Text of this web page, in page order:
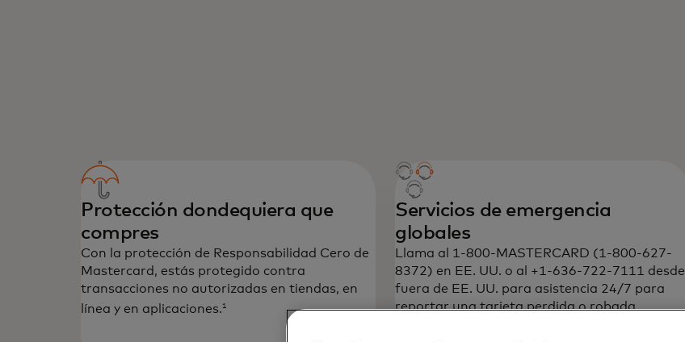
Protección dondequiera que
compres
Con la protección de Responsabilidad Cero de
Mastercard, estás protegido contra
transacciones no autorizadas en tiendas, en
línea y en aplicaciones. 1
Servicios de emergencia
globales
Llama al 1-800-MASTERCARD (1-800-627-
8372) en EE. UU. o al +1-636-722-7111 desde
fuera de EE. UU. para asistencia 24/7 para
reportar una tarjeta perdida o robada.